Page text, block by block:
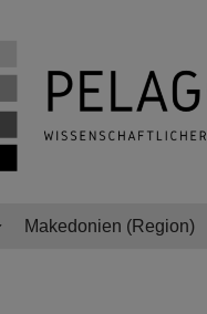
Makedonien (Region)